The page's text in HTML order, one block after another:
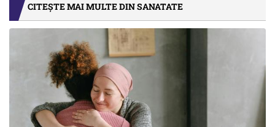
CITEȘTE MAI MULTE DIN SANATATE